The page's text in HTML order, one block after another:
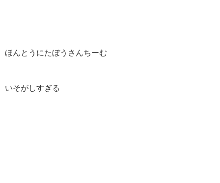
ほんとうにたぼうさんちーむ
いそがしすぎる